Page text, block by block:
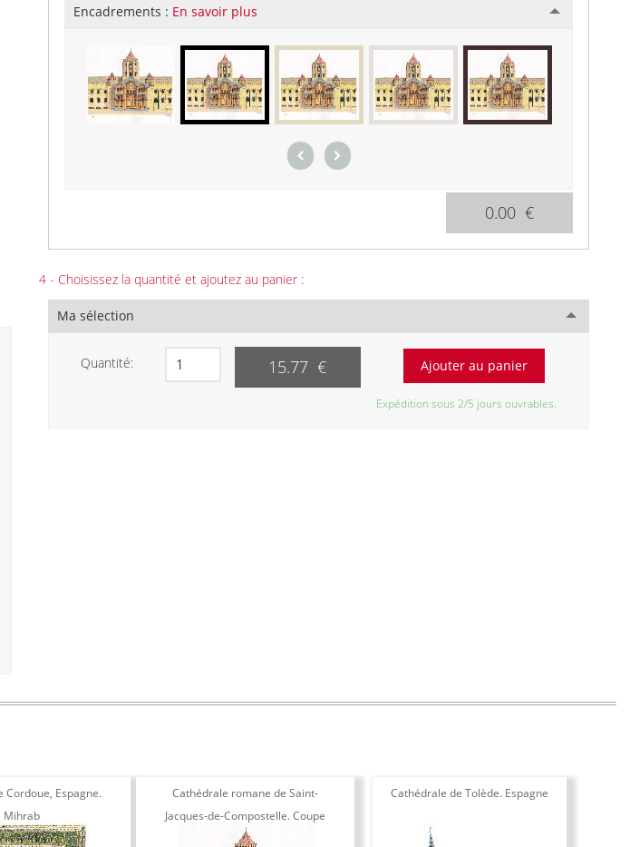
Encadrements : En savoir plus
0.00 €
4 - Choisissez la quantité et ajoutez au panier :
Ma sélection
Quantité: 15.77 €
Expédition sous 2/5 jours ouvrables.
Cordoue, Espagne.
Mihrab
Cathédrale romane de Saint-
Jacques-de-Compostelle. Coupe
transversale. Espagne
Cathédrale de Tolède. Espagne